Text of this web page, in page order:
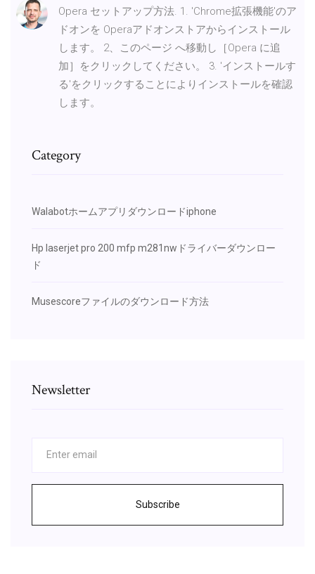
Opera セットアップ方法. 1. 'Chrome拡張機能'のア
ドオンを Operaアドオンストアからインストール
します。 2、このページ へ移動し［Opera に追
加］をクリックしてください。 3. 'インストールす
る'をクリックすることによりインストールを確認
します。
Category
Walabotホームアプリダウンロードiphone
Hp laserjet pro 200 mfp m281nwドライバーダウンロー
ド
Musescoreファイルのダウンロード方法
Newsletter
Subscribe